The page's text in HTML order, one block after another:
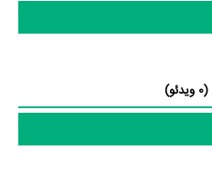
کرده است. اثر مهم حسین جهانگیری
حسین جهانگیری بازی درسریال
1387
(0 ویدئو)